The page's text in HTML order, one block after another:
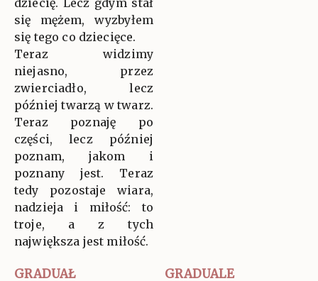
się mężem, wyzbyłem
się tego co dziecięce.
Teraz widzimy
niejasno, przez
zwierciadło, lecz
później twarzą w twarz.
Teraz poznaję po
części, lecz później
poznam, jakom i
poznany jest. Teraz
tedy pozostaje wiara,
nadzieja i miłość: to
troje, a z tych
największa jest miłość.
GRADUAŁ GRADUALE